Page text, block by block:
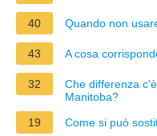
40 Quando non
43 A cosa
32
Che differenza
Manitoba?
19
Come si può